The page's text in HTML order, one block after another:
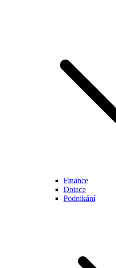
Finance
Dotace
Podnikání